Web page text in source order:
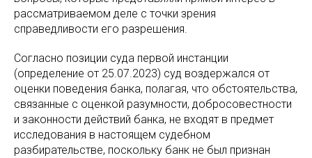
рассматриваемом деле с точки зрения
справедливости его разрешения.
Согласно позиции суда первой инстанции
(определение от 25.07.2023) суд воздержался от
оценки поведения банка, полагая, что обстоятельства,
связанные с оценкой разумности, добросовестности
и законности действий банка, не входят в предмет
исследования в настоящем судебном
разбирательстве, поскольку банк не был признан